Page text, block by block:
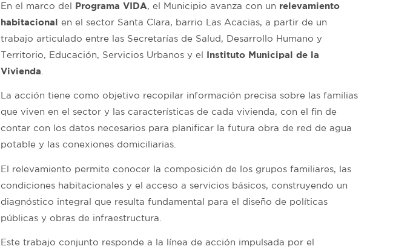
En el marco del Programa VIDA, el Municipio avanza con un relevamiento
habitacional en el sector Santa Clara, barrio Las Acacias, a partir de un
trabajo articulado entre las Secretarías de Salud, Desarrollo Humano y
Territorio, Educación, Servicios Urbanos y el Instituto Municipal de la
Vivienda
La acción tiene como objetivo recopilar información precisa sobre las familias
que viven en el sector y las características de cada vivienda, con el fin de
contar con los datos necesarios para planificar la futura obra de red de agua
potable y las conexiones domiciliarias.
El relevamiento permite conocer la composición de los grupos familiares, las
condiciones habitacionales y el acceso a servicios básicos, construyendo un
diagnóstico integral que resulta fundamental para el diseño de políticas
públicas y obras de infraestructura.
Este trabajo conjunto responde a la línea de acción impulsada por el